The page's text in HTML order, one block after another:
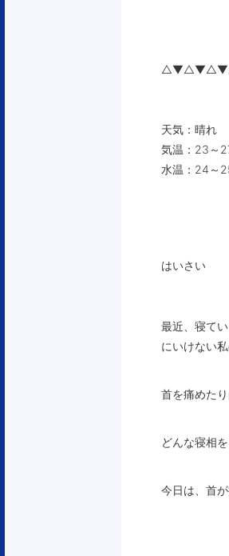
天気：晴れ
気温：23～
水温：24～
はいさい
最近、寝て
にいけない
首を痛めた
どんな寝相
今日は、首